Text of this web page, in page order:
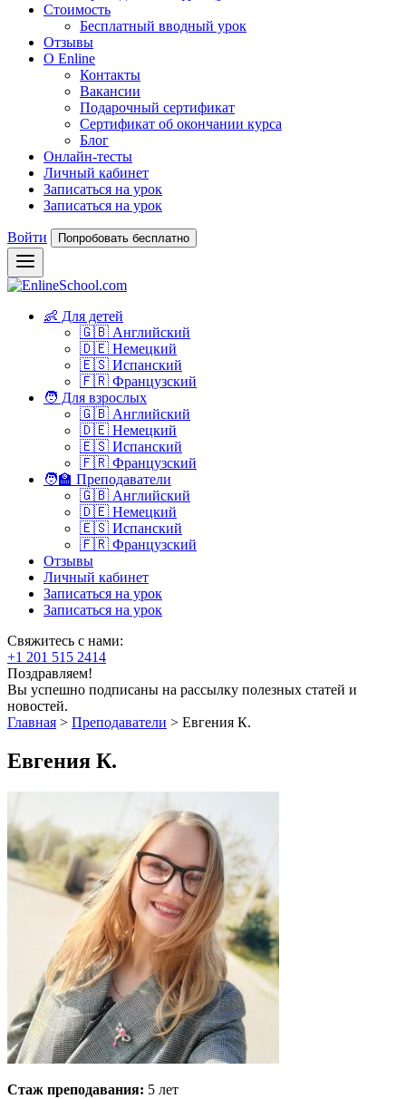
Стоимость
Бесплатный вводный урок
Отзывы
О Enline
Контакты
Вакансии
Подарочный сертификат
Сертификат об окончании курса
Блог
Онлайн-тесты
Личный кабинет
Записаться на урок
Записаться на урок
Войти Попробовать бесплатно
👶 Для детей
🇬🇧 Английский
🇩🇪 Немецкий
🇪🇸 Испанский
🇫🇷 Французский
🧑 Для взрослых
🇬🇧 Английский
🇩🇪 Немецкий
🇪🇸 Испанский
🇫🇷 Французский
🧑‍🏫 Преподаватели
🇬🇧 Английский
🇩🇪 Немецкий
🇪🇸 Испанский
🇫🇷 Французский
Отзывы
Личный кабинет
Записаться на урок
Записаться на урок
Свяжитесь с нами:
+1 201 515 2414
Поздравляем!
Вы успешно подписаны на рассылку полезных статей и
новостей.
Главная > Преподаватели > Евгения К.
Евгения К.
Стаж преподавания: 5 лет